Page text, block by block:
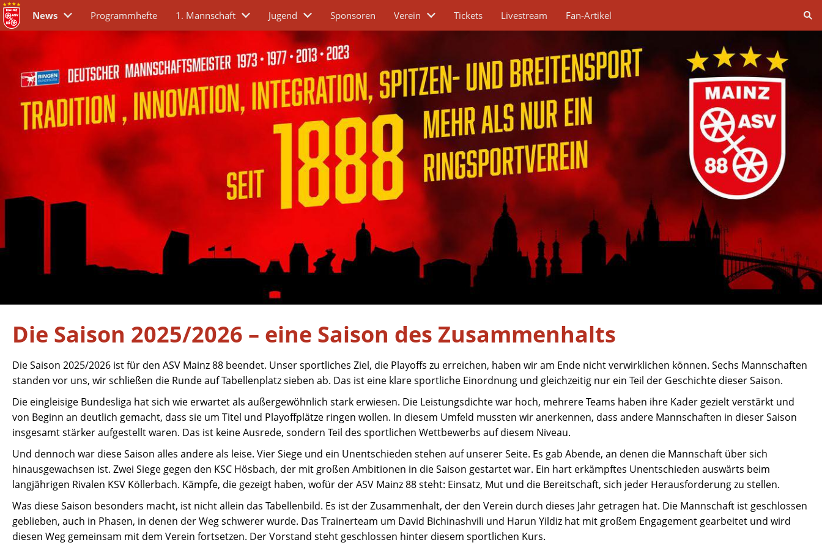
News Programmhefte 1. Mannschaft Jugend Sponsoren Verein Tickets Livestream Fan-Artikel
Die Saison 2025/2026 – eine Saison des Zusammenhalts
Die Saison 2025/2026 ist für den ASV Mainz 88 beendet. Unser sportliches Ziel, die Playoffs zu erreichen, haben wir am Ende nicht verwirklichen können. Sechs Mannschaften
standen vor uns, wir schließen die Runde auf Tabellenplatz sieben ab. Das ist eine klare sportliche Einordnung und gleichzeitig nur ein Teil der Geschichte dieser Saison.
Die eingleisige Bundesliga hat sich wie erwartet als außergewöhnlich stark erwiesen. Die Leistungsdichte war hoch, mehrere Teams haben ihre Kader gezielt verstärkt und
von Beginn an deutlich gemacht, dass sie um Titel und Playoffplätze ringen wollen. In diesem Umfeld mussten wir anerkennen, dass andere Mannschaften in dieser Saison
insgesamt stärker aufgestellt waren. Das ist keine Ausrede, sondern Teil des sportlichen Wettbewerbs auf diesem Niveau.
Und dennoch war diese Saison alles andere als leise. Vier Siege und ein Unentschieden stehen auf unserer Seite. Es gab Abende, an denen die Mannschaft über sich
hinausgewachsen ist. Zwei Siege gegen den KSC Hösbach, der mit großen Ambitionen in die Saison gestartet war. Ein hart erkämpftes Unentschieden auswärts beim
langjährigen Rivalen KSV Köllerbach. Kämpfe, die gezeigt haben, wofür der ASV Mainz 88 steht: Einsatz, Mut und die Bereitschaft, sich jeder Herausforderung zu stellen.
Was diese Saison besonders macht, ist nicht allein das Tabellenbild. Es ist der Zusammenhalt, der den Verein durch dieses Jahr getragen hat. Die Mannschaft ist geschlossen
geblieben, auch in Phasen, in denen der Weg schwerer wurde. Das Trainerteam um David Bichinashvili und Harun Yildiz hat mit großem Engagement gearbeitet und wird
diesen Weg gemeinsam mit dem Verein fortsetzen. Der Vorstand steht geschlossen hinter diesem sportlichen Kurs.